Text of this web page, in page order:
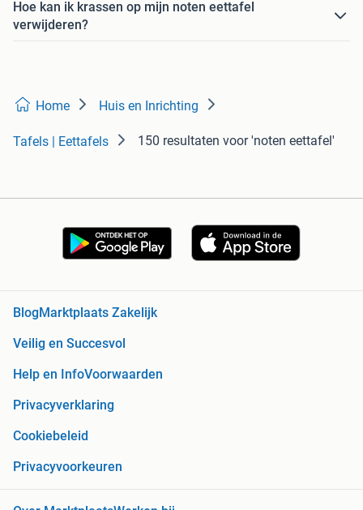
Hoe kan ik krassen op mijn noten eettafel
verwijderen?
Home Huis en Inrichting
Tafels | Eettafels 150 resultaten voor 'noten eettafel'
Blog Marktplaats Zakelijk
Veilig en Succesvol
Help en InfoVoorwaarden
Privacyverklaring
Cookiebeleid
Privacyvoorkeuren